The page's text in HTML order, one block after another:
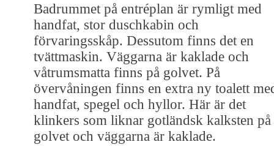
Badrummet på entréplan är rymligt med
handfat, stor duschkabin och
förvaringsskåp. Dessutom finns det en
tvättmaskin. Väggarna är kaklade och
våtrumsmatta finns på golvet. På
övervåningen finns en extra ny toalett
handfat, spegel och hyllor. Här är det
klinkers som liknar gotländsk kalksten på
golvet och väggarna är kaklade.